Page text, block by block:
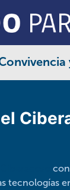
las